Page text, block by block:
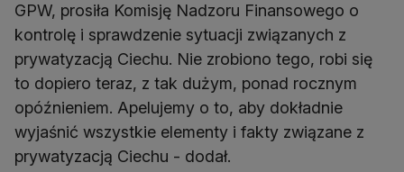
GPW, prosiła Komisję Nadzoru Finansowego o
kontrolę i sprawdzenie sytuacji związanych z
prywatyzacją Ciechu. Nie zrobiono tego, robi się
to dopiero teraz, z tak dużym, ponad rocznym
opóźnieniem. Apelujemy o to, aby dokładnie
wyjaśnić wszystkie elementy i fakty związane z
prywatyzacją Ciechu - dodał.